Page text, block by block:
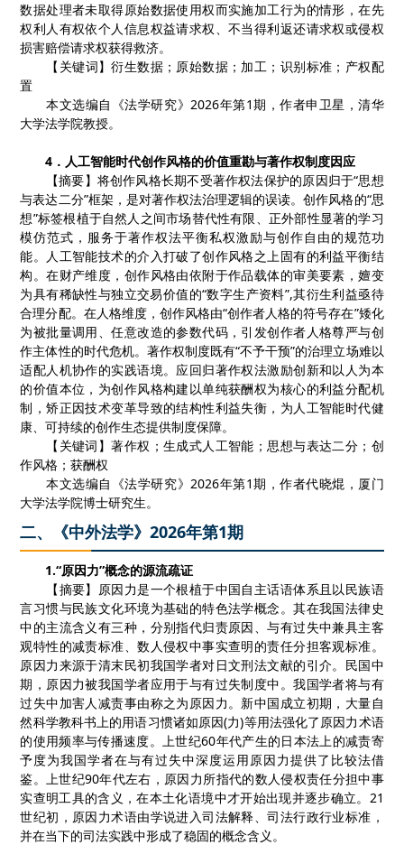
数据处理者未取得原始数据使用权而实施加工行为的情形，在先
权利人有权依个人信息权益请求权、不当得利返还请求权或侵权
损害赔偿请求权获得救济。
【 关键词】衍生数据；原始数据；加工；识别标准；产权配
置
本文选编自《法学研究》2026年第1期 ，作者申卫星，清华
大学法学院教授。
4 ． 人工智能时代创作风格的价值重勘与著作权制度因应
【摘要】 将创作风格长期不受著作权法保护的原因归于“思想
与表达二分”框架，是对著作权法治理逻辑的误读。创作风格的“思
想”标签根植于自然人之间市场替代性有限、正外部性显著的学习
模仿范式，服务于著作权法平衡私权激励与创作自由的规范功
能。人工智能技术的介入打破了创作风格之上固有的利益平衡结
构。在财产维度，创作风格由依附于作品载体的审美要素，嬗变
为具有稀缺性与独立交易价值的“数字生产资料”,其衍生利益亟待
合理分配。在人格维度，创作风格由“创作者人格的符号存在”矮化
为被批量调用、任意改造的参数代码，引发创作者人格尊严与创
作主体性的时代危机。著作权制度既有“不予干预”的治理立场难以
适配人机协作的实践语境。应回归著作权法激励创新和以人为本
的价值本位，为创作风格构建以单纯获酬权为核心的利益分配机
制，矫正因技术变革导致的结构性利益失衡，为人工智能时代健
康、可持续的创作生态提供制度保障。
【关键词】著作权 ； 生成式人工智能 ； 思想与表达二分 ； 创
作风格 ；获酬权
本文选编自《法学研究》2026年第1期 ，作者代晓焜，厦门
大学法学院博士研究生。
二、《中外法学》2026年第1期
1.“原因力”概念的源流疏证
【摘要】原因力是一个根植于中国自主话语体系且以民族语
言习惯与民族文化环境为基础的特色法学概念。其在我国法律史
中的主流含义有三种，分别指代归责原因、与有过失中兼具主客
观特性的减责标准、数人侵权中事实查明的责任分担客观标准。
原因力来源于清末民初我国学者对日文刑法文献的引介。民国中
期，原因力被我国学者应用于与有过失制度中。我国学者将与有
过失中加害人减责事由称之为原因力。新中国成立初期，大量自
然科学教科书上的用语习惯诸如原因(力)等用法强化了原因力术语
的使用频率与传播速度。上世纪60年代产生的日本法上的减责寄
予度为我国学者在与有过失中深度运用原因力提供了比较法借
鉴。上世纪90年代左右，原因力所指代的数人侵权责任分担中事
实查明工具的含义，在本土化语境中才开始出现并逐步确立。 21
世纪初，原因力术语由学说进入司法解释、司法行政行业标准，
并在当下的司法实践中形成了稳固的概念含义。